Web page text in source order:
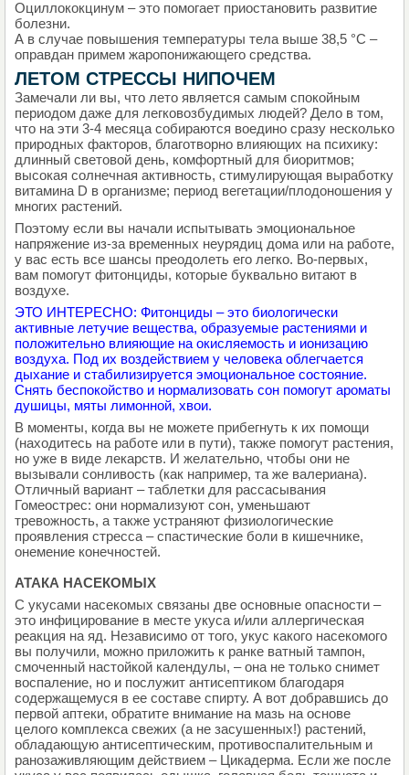
Оциллококцинум – это помогает приостановить развитие
болезни.
А в случае повышения температуры тела выше 38,5 °C –
оправдан примем жаропонижающего средства.
ЛЕТОМ СТРЕССЫ НИПОЧЕМ
Замечали ли вы, что лето является самым спокойным
периодом даже для легковозбудимых людей? Дело в том,
что на эти 3-4 месяца собираются воедино сразу несколько
природных факторов, благотворно влияющих на психику:
длинный световой день, комфортный для биоритмов;
высокая солнечная активность, стимулирующая выработку
витамина D в организме; период вегетации/плодоношения у
многих растений.
Поэтому если вы начали испытывать эмоциональное
напряжение из-за временных неурядиц дома или на работе,
у вас есть все шансы преодолеть его легко. Во-первых,
вам помогут фитонциды, которые буквально витают в
воздухе.
ЭТО ИНТЕРЕСНО: Фитонциды – это биологически
активные летучие вещества, образуемые растениями и
положительно влияющие на окисляемость и ионизацию
воздуха. Под их воздействием у человека облегчается
дыхание и стабилизируется эмоциональное состояние.
Снять беспокойство и нормализовать сон помогут ароматы
душицы, мяты лимонной, хвои.
В моменты, когда вы не можете прибегнуть к их помощи
(находитесь на работе или в пути), также помогут растения,
но уже в виде лекарств. И желательно, чтобы они не
вызывали сонливость (как например, та же валериана).
Отличный вариант – таблетки для рассасывания
Гомеострес: они нормализуют сон, уменьшают
тревожность, а также устраняют физиологические
проявления стресса – спастические боли в кишечнике,
онемение конечностей.
АТАКА НАСЕКОМЫХ
С укусами насекомых связаны две основные опасности –
это инфицирование в месте укуса и/или аллергическая
реакция на яд. Независимо от того, укус какого насекомого
вы получили, можно приложить к ранке ватный тампон,
смоченный настойкой календулы, – она не только снимет
воспаление, но и послужит антисептиком благодаря
содержащемуся в ее составе спирту. А вот добравшись до
первой аптеки, обратите внимание на мазь на основе
целого комплекса свежих (а не засушенных!) растений,
обладающую антисептическим, противоспалительным и
ранозаживляющим действием – Цикадерма. Если же после